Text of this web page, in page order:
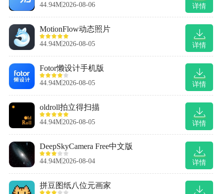
详情
44.94M 2026-08-06
详情
MotionFlow动态照片
44.94M 2026-08-05
详情
Fotor懒设计手机版
44.94M 2026-08-05
详情
oldroll拍立得扫描
44.94M 2026-08-05
详情
DeepSkyCamera Free中文版
44.94M 2026-08-04
拼豆图纸八位元画家